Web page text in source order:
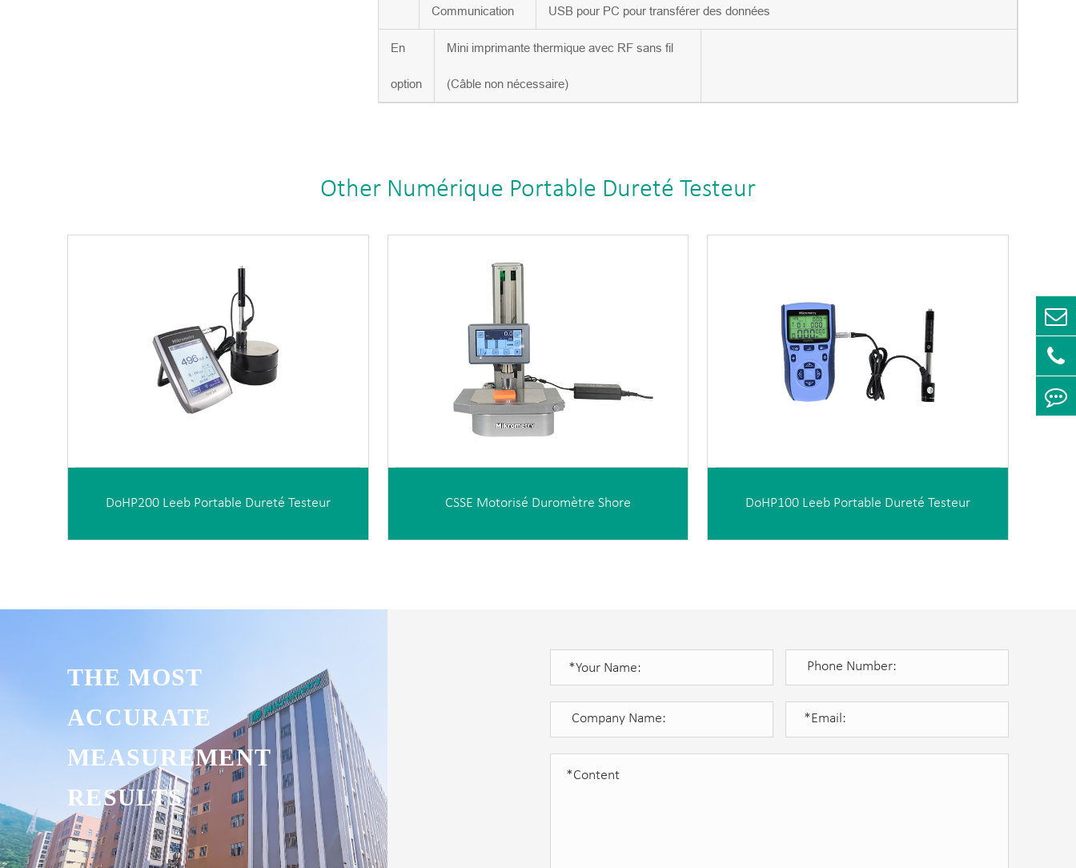
Communication USB pour PC pour transférer des données
En
option
Mini imprimante thermique avec RF sans fil
(Câble non nécessaire)
Other Numérique Portable Dureté Testeur
DoHP200 Leeb Portable Dureté Testeur CSSE Motorisé Duromètre Shore DoHP100 Leeb Portable Dureté Testeur
THE MOST
ACCURATE
MEASUREMENT
RESULTS